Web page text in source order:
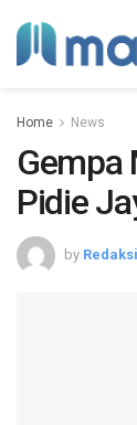
Home News
Gempa
Pidie
by Redaksi